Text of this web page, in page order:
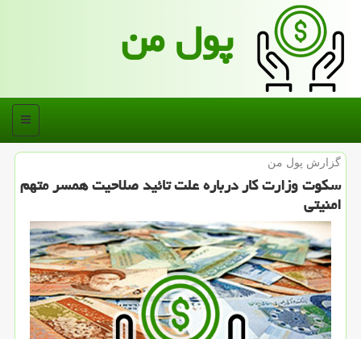
پول من
منو
گزارش پول من
سكوت وزارت كار درباره علت تائید صلاحیت همسر متهم
امنیتی